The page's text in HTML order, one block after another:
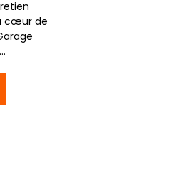
cœur de